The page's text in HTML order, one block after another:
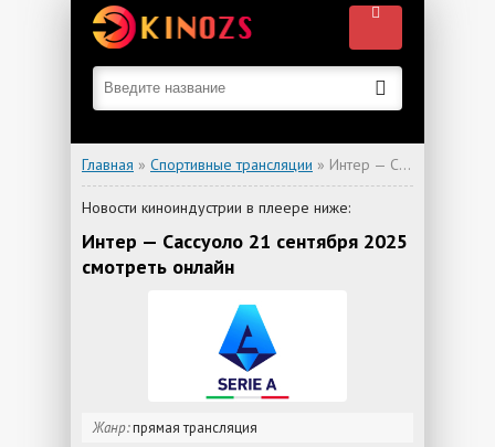
Главная » Спортивные трансляции » Интер — Сассуоло
Новости киноиндустрии в плеере ниже:
Интер — Сассуоло 21 сентября 2025
смотреть онлайн
Жанр:прямая трансляция